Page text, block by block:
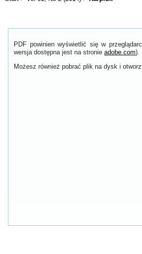
PDF powinien wyświetlić się w
wersja dostępna jest na stronie adobe.com).
Możesz również pobrać plik na dysk i